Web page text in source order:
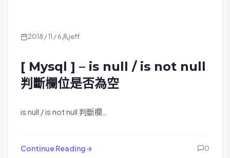
2018 / 11 / 6 jeff
[ Mysql ] – is null / is not null
判斷欄位是否為空
is null / is not null 判斷欄…
Continue Reading 0